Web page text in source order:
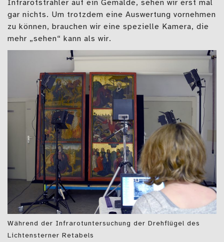
Infrarotstrahler auf ein Gemälde, sehen wir erst mal
gar nichts. Um trotzdem eine Auswertung vornehmen
zu können, brauchen wir eine spezielle Kamera, die
mehr „sehen“ kann als wir.
Während der Infrarotuntersuchung der Drehflügel des
Lichtensterner Retabels